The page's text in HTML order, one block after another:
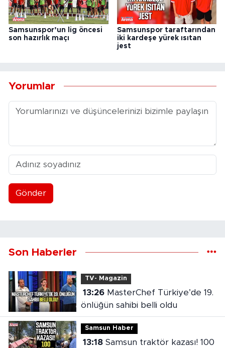
Samsunspor’un lig öncesi
son hazırlık maçı
Samsunspor taraftarından
iki kardeşe yürek ısıtan
jest
Yorumlar
Gönder
Son Haberler
TV- Magazin
13:26MasterChef Türkiye’de 19.
önlüğün sahibi belli oldu
Samsun Haber
13:18Samsun traktör kazası! 100